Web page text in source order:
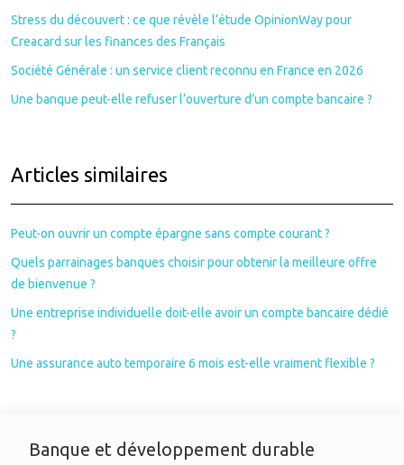
Stress du découvert : ce que révèle l’étude OpinionWay pour
Creacard sur les finances des Français
Société Générale : un service client reconnu en France en 2026
Une banque peut-elle refuser l’ouverture d’un compte bancaire ?
Articles similaires
Peut-on ouvrir un compte épargne sans compte courant ?
Quels parrainages banques choisir pour obtenir la meilleure offre
de bienvenue ?
Une entreprise individuelle doit-elle avoir un compte bancaire dédié
?
Une assurance auto temporaire 6 mois est-elle vraiment flexible ?
Banque et développement durable